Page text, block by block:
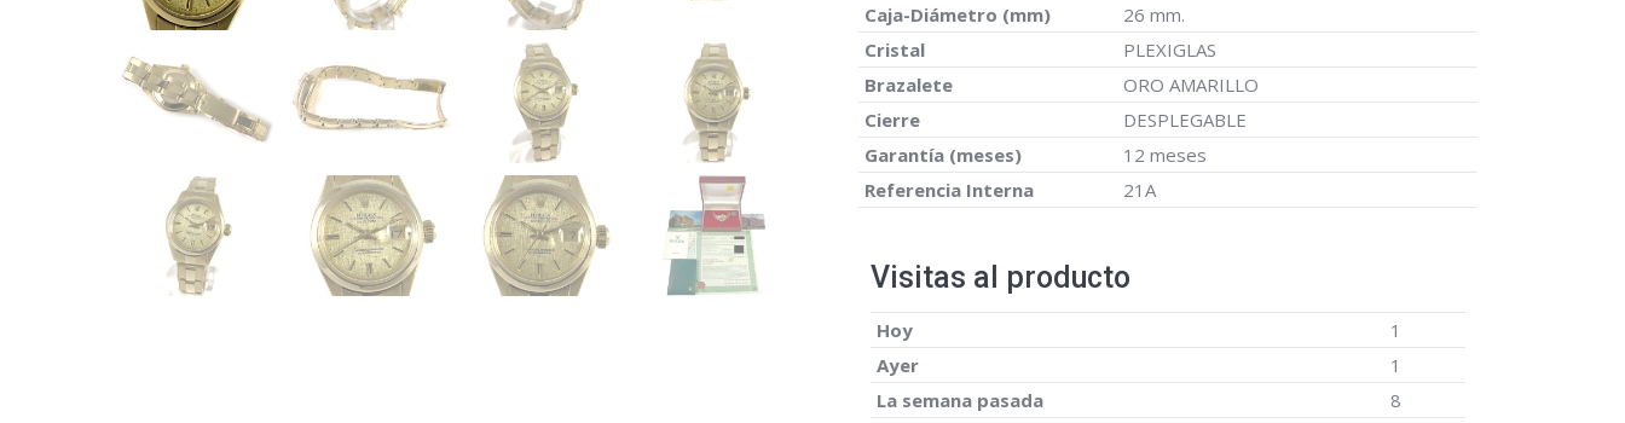
Caja-Diámetro (mm)
26 mm.
Cristal
PLEXIGLAS
Brazalete
ORO AMARILLO
Cierre
DESPLEGABLE
Garantía (meses)
12 meses
Referencia Interna
21A
Visitas al producto
Hoy
1
Ayer
1
La semana pasada
8